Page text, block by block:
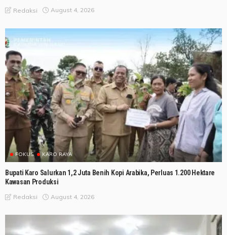
Redaksi August 4, 2026
FOKUS KARO RAYA
Bupati Karo Salurkan 1,2 Juta Benih Kopi Arabika, Perluas 1.200 Hektare
Kawasan Produksi
Redaksi August 4, 2026